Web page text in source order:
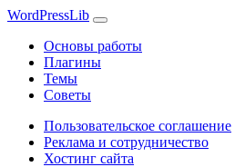
WordPressLib
Основы работы
Плагины
Темы
Советы
Пользовательское соглашение
Реклама и сотрудничество
Хостинг сайта